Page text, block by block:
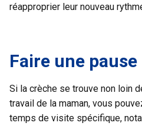
réapproprier leur nouveau
Faire une
Si la crèche se trouve non loin
travail de la maman, vous
temps de visite spécifique,